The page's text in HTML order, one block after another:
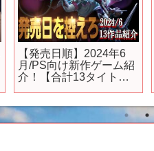
【発売日順】2024年6
月/PS向け新作ゲーム紹
介！【合計13タイト